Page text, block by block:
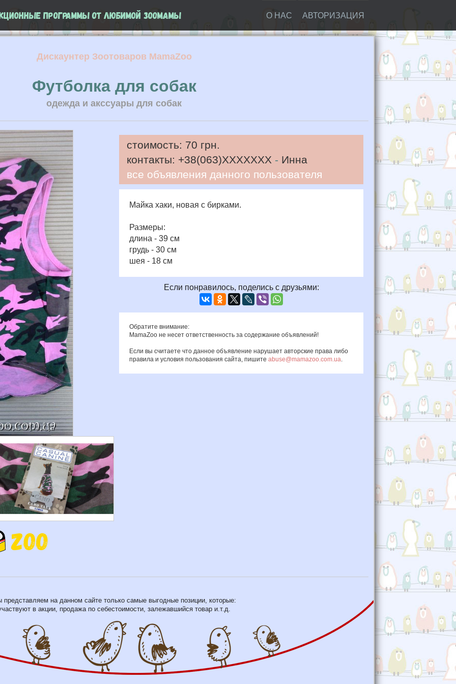
программы от любимой ЗооМамы О НАС АВТОРИЗАЦИЯ
Дискаунтер Зоотоваров MamaZoo
Футболка для собак
одежда и акссуары для собак
стоимость: 70 грн.
контакты: +38(063)XXXXXXX - Инна
все объявления данного пользователя
Майка хаки, новая с бирками.
Размеры:
длина - 39 см
грудь - 30 см
шея - 18 см
Если понравилось, поделись с друзьями:
Обратите внимание:
MamaZoo не несет ответственность за содержание объявлений!
Если вы считаете что данное объявление нарушает авторские права либо
правила и условия пользования сайта, пишите abuse@mamazoo.com.ua.
на данном сайте только самые выгодные позиции, которые:
в акции, продажа по себестоимости, залежавшийся товар и.т.д.